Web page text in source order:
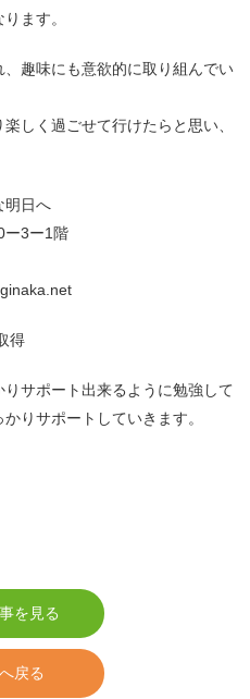
ます。
趣味にも意欲的に取り組んでい
しく過ごせて行けたらと思い、
明日へ
ー3ー1階
得
サポート出来るように勉強して
りサポートしていきます。
を見る
戻る